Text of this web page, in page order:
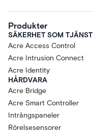
Produkter
SÄKERHET SOM TJÄNST
Acre Access Control
Acre Intrusion Connect
Acre Identity
HÅRDVARA
Acre Bridge
Acre Smart Controller
Intrångspaneler
Rörelsesensorer